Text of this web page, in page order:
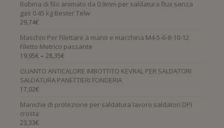
Bobina di filo animato da 0.9mm per saldatura flux senza
gas 0.45 kg Bester Telw
29,74€
Maschio Per Filettare a mano e macchina M4-5-6-8-10-12
Filetto Metrico passante
19,95€ – 28,35€
GUANTO ANTICALORE IMBOTTITO KEVRAL PER SALDATORI
SALDATURA PANETTIERI FONDERIA
17,02€
Maniche di protezione per saldatura lavoro saldatori DPI
crosta
23,33€